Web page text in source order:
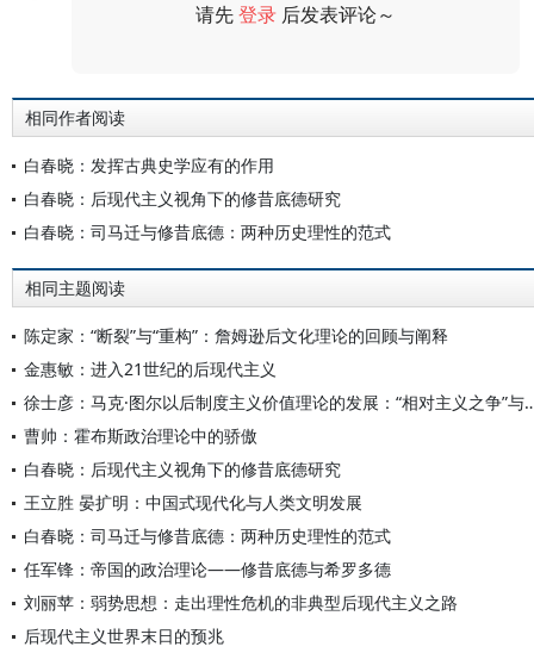
请先登录 后发表评论～
相同作者阅读
白春晓：发挥古典史学应有的作用
白春晓：后现代主义视角下的修昔底德研究
白春晓：司马迁与修昔底德：两种历史理性的范式
相同主题阅读
陈定家：“断裂”与“重构”：詹姆逊后文化理论的回顾与阐释
金惠敏：进入21世纪的后现代主义
徐士彦：马克·图尔以后制度主义价值
曹帅：霍布斯政治理论中的骄傲
白春晓：后现代主义视角下的修昔底德研究
王立胜 晏扩明：中国式现代化与人类文明发展
白春晓：司马迁与修昔底德：两种历史理性的范式
任军锋：帝国的政治理论——修昔底德与希罗多德
刘丽苹：弱势思想：走出理性危机的非典型后现代主义之路
后现代主义世界末日的预兆